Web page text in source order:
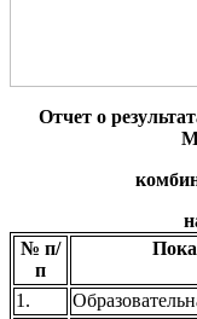
Отчет о
№ п/
п
1.